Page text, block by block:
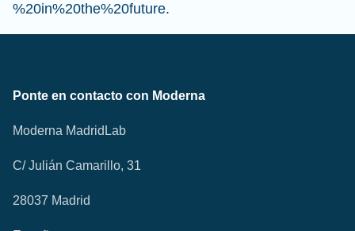
%20in%20the%20future.
Ponte en contacto con Moderna
Moderna MadridLab
C/ Julián Camarillo, 31
28037 Madrid